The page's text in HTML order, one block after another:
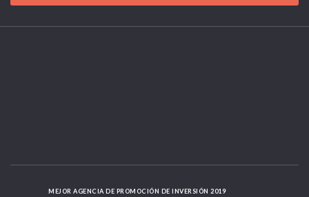
MEJOR AGENCIA DE PROMOCIÓN DE INVERSIÓN 2019